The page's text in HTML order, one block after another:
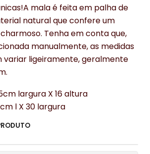
mala é feita em palha de
natural que confere um
Tenha em conta que,
manualmente, as medidas
variar ligeiramente, geralmente
largura X 16 altura
l X 30 largura